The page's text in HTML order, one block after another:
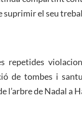
suprimir el seu
repetides
de tombes i
l’arbre de Nadal a